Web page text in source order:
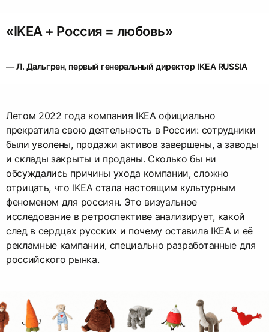
«IKEA + Россия = любовь»
— Л. Дальгрен, первый генеральный директор IKEA RUSSIA
Летом 2022 года компания IKEA официально
прекратила свою деятельность в России: сотрудники
были уволены, продажи активов завершены, а заводы
и склады закрыты и проданы. Сколько бы ни
обсуждались причины ухода компании, сложно
отрицать, что IKEA стала настоящим культурным
феноменом для россиян. Это визуальное
исследование в ретроспективе анализирует, какой
след в сердцах русских и почему оставила IKEA и её
рекламные кампании, специально разработанные для
российского рынка.